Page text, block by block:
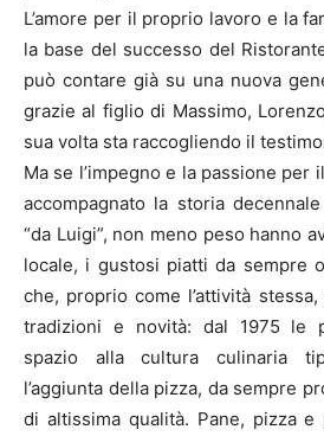
L’amore per il proprio lavoro e la
la base del successo del
può contare già su una nuova
grazie al figlio di Massimo,
sua volta sta raccogliendo il
Ma se l’impegno e la passione per
accompagnato la storia
“da Luigi”, non meno peso hanno
locale, i gustosi piatti da sempre
che, proprio come l’attività
tradizioni e novità: dal 1975 le
spazio alla cultura culinaria
l’aggiunta della pizza, da sempre
di altissima qualità. Pane, pizza e